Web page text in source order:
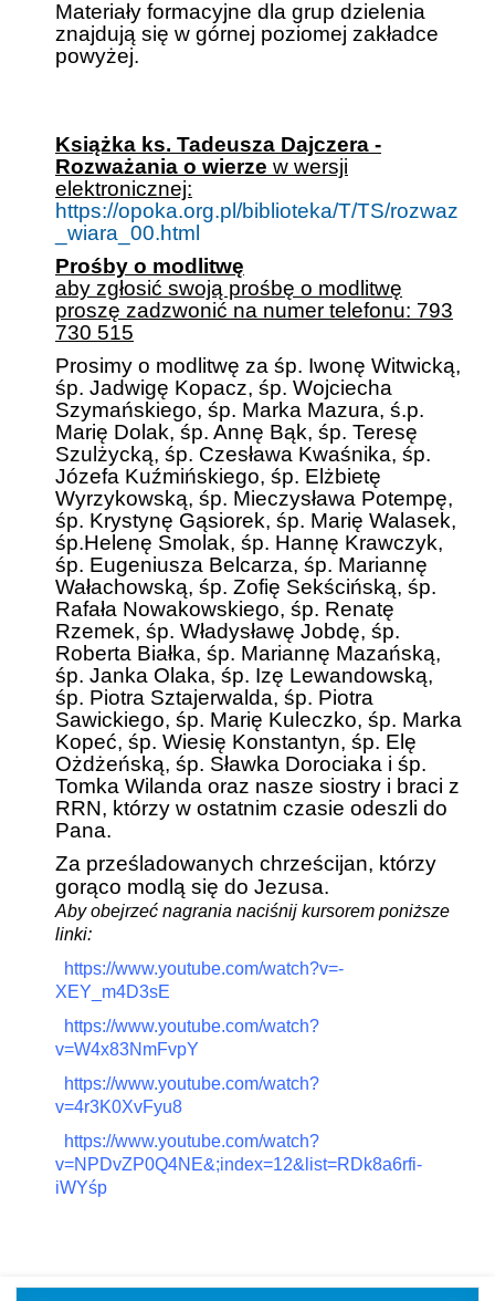
Materiały formacyjne dla grup dzielenia
znajdują się w górnej poziomej zakładce
powyżej.
Książka ks. Tadeusza Dajczera -
Rozważania o wierze w wersji
elektronicznej:
https://opoka.org.pl/biblioteka/T/TS/rozwaz
_wiara_00.html
Prośby o modlitwę
aby zgłosić swoją prośbę o modlitwę
proszę zadzwonić na numer telefonu: 793
730 515
Prosimy o modlitwę za śp. Iwonę Witwicką,
śp. Jadwigę Kopacz, śp. Wojciecha
Szymańskiego, śp. Marka Mazura, ś.p.
Marię Dolak, śp. Annę Bąk, śp. Teresę
Szulżycką, śp. Czesława Kwaśnika, śp.
Józefa Kuźmińskiego, śp. Elżbietę
Wyrzykowską, śp. Mieczysława Potempę,
śp. Krystynę Gąsiorek, śp. Marię Walasek,
śp.Helenę Smolak, śp. Hannę Krawczyk,
śp. Eugeniusza Belcarza, śp. Mariannę
Wałachowską, śp. Zofię Sekścińską, śp.
Rafała Nowakowskiego, śp. Renatę
Rzemek, śp. Władysławę Jobdę, śp.
Roberta Białka, śp. Mariannę Mazańską,
śp. Janka Olaka, śp. Izę Lewandowską,
śp. Piotra Sztajerwalda, śp. Piotra
Sawickiego, śp. Marię Kuleczko, śp. Marka
Kopeć, śp. Wiesię Konstantyn, śp. Elę
Ożdżeńską, śp. Sławka Dorociaka i śp.
Tomka Wilanda oraz nasze siostry i braci z
RRN, którzy w ostatnim czasie odeszli do
Pana.
Za prześladowanych chrześcijan, którzy
gorąco modlą się do Jezusa.
Aby obejrzeć nagrania naciśnij kursorem poniższe
linki:
https://www.youtube.com/watch?v=-
XEY_m4D3sE
https://www.youtube.com/watch?
v=W4x83NmFvpY
https://www.youtube.com/watch?
v=4r3K0XvFyu8
https://www.youtube.com/watch?
v=NPDvZP0Q4NE&;index=12&list=RDk8a6rfi-
iWYśp